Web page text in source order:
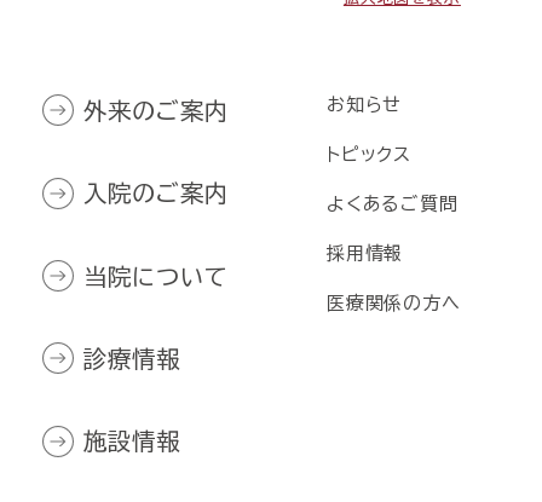
外来のご案内
入院のご案内
当院について
診療情報
施設情報
お知らせ
トピックス
よくあるご質問
採用情報
医療関係の方へ